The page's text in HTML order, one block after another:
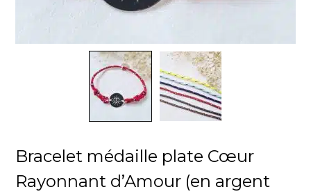
Bracelet médaille plate Cœur
Rayonnant d’Amour (en argent